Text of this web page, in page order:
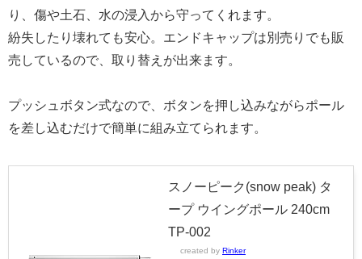
り、傷や土石、水の浸入から守ってくれます。
紛失したり壊れても安心。エンドキャップは別売りでも販
売しているので、取り替えが出来ます。
プッシュボタン式なので、ボタンを押し込みながらポール
を差し込むだけで簡単に組み立てられます。
スノーピーク(snow peak) タ
ープ ウイングポール 240cm
TP-002
created by Rinker